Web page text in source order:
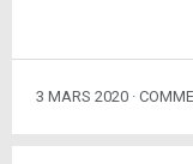
3 MARS 2020